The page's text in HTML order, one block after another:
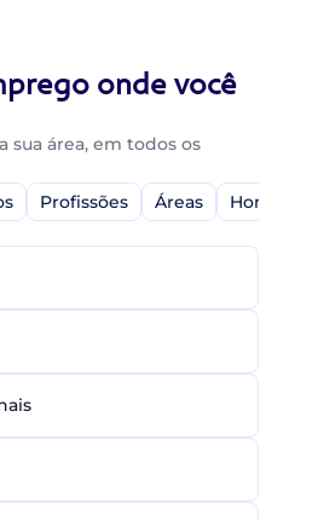
onde você
sua área, em todos os
Profissões Áreas Home-